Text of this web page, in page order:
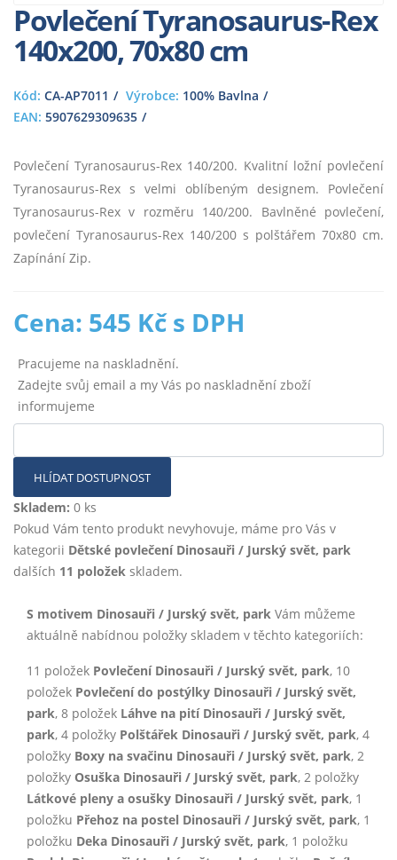
Povlečení Tyranosaurus-Rex
140x200, 70x80 cm
Kód: CA-AP7011 Výrobce: 100% Bavlna
EAN: 5907629309635
Povlečení Tyranosaurus-Rex 140/200. Kvalitní ložní povlečení
Tyranosaurus-Rex s velmi oblíbeným designem. Povlečení
Tyranosaurus-Rex v rozměru 140/200. Bavlněné povlečení,
povlečení Tyranosaurus-Rex 140/200 s polštářem 70x80 cm.
Zapínání Zip.
Cena: 545 Kč s DPH
Pracujeme na naskladnění.
Zadejte svůj email a my Vás po naskladnění zboží
informujeme
HLÍDAT DOSTUPNOST
Skladem: 0 ks
Pokud Vám tento produkt nevyhovuje, máme pro Vás v
kategorii Dětské povlečení Dinosauři / Jurský svět, park
dalších 11 položek skladem.
S motivem Dinosauři / Jurský svět, park Vám můžeme
aktuálně nabídnou položky skladem v těchto kategoriích:
11 položek Povlečení Dinosauři / Jurský svět, park, 10
položek Povlečení do postýlky Dinosauři / Jurský svět,
park, 8 položek Láhve na pití Dinosauři / Jurský svět,
park, 4 položky Polštářek Dinosauři / Jurský svět, park, 4
položky Boxy na svačinu Dinosauři / Jurský svět, park, 2
položky Osuška Dinosauři / Jurský svět, park, 2 položky
Látkové pleny a osušky Dinosauři / Jurský svět, park, 1
položku Přehoz na postel Dinosauři / Jurský svět, park, 1
položku Deka Dinosauři / Jurský svět, park, 1 položku